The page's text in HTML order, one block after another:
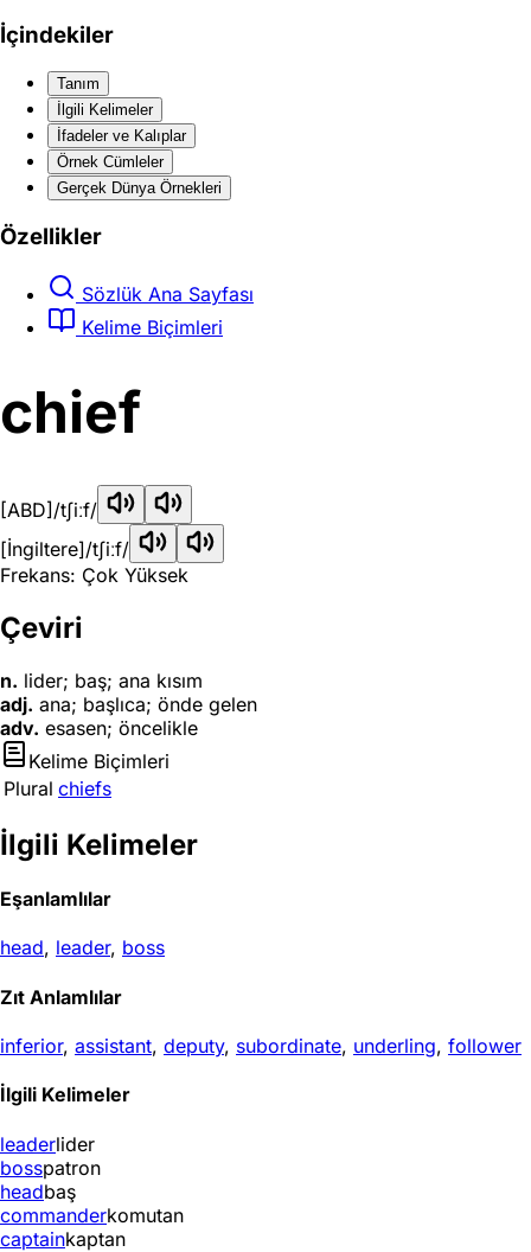
İçindekiler
Tanım
İlgili Kelimeler
İfadeler ve Kalıplar
Örnek Cümleler
Gerçek Dünya Örnekleri
Özellikler
Sözlük Ana Sayfası
Kelime Biçimleri
chief
[ABD] /tʃiːf/
[İngiltere]/tʃiːf/
Frekans: Çok Yüksek
Çeviri
n. lider; baş; ana kısım
adj. ana; başlıca; önde gelen
adv. esasen; öncelikle
Kelime Biçimleri
Plural chiefs
İlgili Kelimeler
Eşanlamlılar
head, leader, boss
Zıt Anlamlılar
inferior, assistant, deputy, subordinate, underling, follower
İlgili Kelimeler
leaderlider
bosspatron
headbaş
commanderkomutan
captainkaptan